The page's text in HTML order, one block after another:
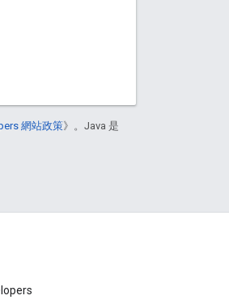
網站政策》。Java 是